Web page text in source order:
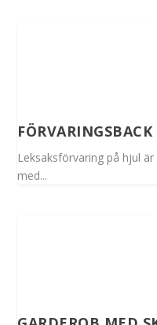
Leksaksförvaring på hjul
med...